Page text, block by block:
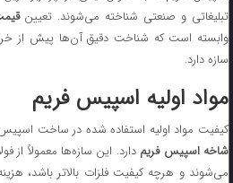
تبلیغاتی و صنعتی شناخته می‌شوند. تعیین
وابسته است که شناخت دقیق آن‌ها پیش از
سازه دارد.
مواد اولیه اسپیس فریم
کیفیت مواد اولیه استفاده شده در ساخت اسپیس
شاخه اسپیس فریمدارد. این سازه‌ها معمولاً از
می‌شوند و هرچه کیفیت فلزات بالاتر باشد،